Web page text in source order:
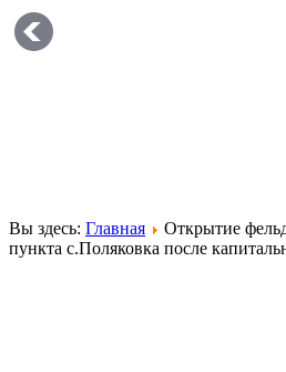
Вы здесь: Главная
Открытие
пункта с.Поляковка после